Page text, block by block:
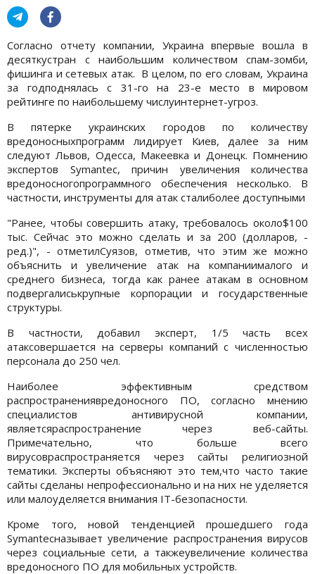
Согласно отчету компании, Украина впервые вошла в
десяткустран с наибольшим количеством спам-зомби,
фишинга и сетевых атак. В целом, по его словам, Украина
за годподнялась с 31-го на 23-е место в мировом
рейтинге по наибольшему числуинтернет-угроз.
В пятерке украинских городов по количеству
вредоносныхпрограмм лидирует Киев, далее за ним
следуют Львов, Одесса, Макеевка и Донецк. Помнению
экспертов Symantec, причин увеличения количества
вредоносногопрограммного обеспечения несколько. В
частности, инструменты для атак сталиболее доступными
"Ранее, чтобы совершить атаку, требовалось около$100
тыс. Сейчас это можно сделать и за 200 (долларов, -
ред.)", - отметилСуязов, отметив, что этим же можно
объяснить и увеличение атак на компаниималого и
среднего бизнеса, тогда как ранее атакам в основном
подвергалиськрупные корпорации и государственные
структуры.
В частности, добавил эксперт, 1/5 часть всех
атаксовершается на серверы компаний с численностью
персонала до 250 чел.
Наиболее эффективным средством
распространениявредоносного ПО, согласно мнению
специалистов антивирусной компании,
являетсяраспространение через веб-сайты.
Примечательно, что больше всего
вирусовраспространяется через сайты религиозной
тематики. Эксперты объясняют это тем,что часто такие
сайты сделаны непрофессионально и на них не уделяется
или малоуделяется внимания IТ-безопасности.
Кроме того, новой тенденцией прошедшего года
Symantecназывает увеличение распространения вирусов
через социальные сети, а такжеувеличение количества
вредоносного ПО для мобильных устройств.